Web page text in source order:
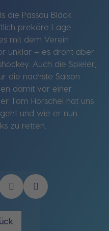
die Passau Black
prekäre Lage
mit dem Verein
unklar – es droht aber
Auch die Spieler,
die nächste Saison
damit vor einer
Tom Horschel hat uns
und wie er nun
zu retten.